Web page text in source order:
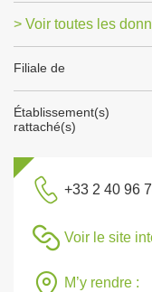
> Voir toutes les
Filiale de
Établissement(s)
rattaché(s)
+33 2 40 96
Voir le site
M’y rendre :